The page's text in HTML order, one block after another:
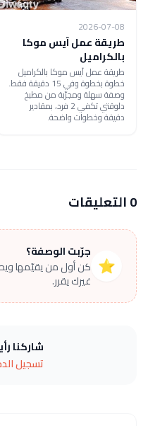
2026-07-08
طريقة عمل آيس موكا
بالكراميل
طريقة عمل آيس موكا بالكراميل
خطوة بخطوة وفي 15 دقيقة فقط.
وصفة سهلة ومجرّبة من مطبخ
دلوقتي تكفي 2 فرد، بمقادير
دقيقة وخطوات واضحة.
0 التعليقات
⭐
جرّبت الوصفة؟
كن أول من يقيّمها
غيرك يقرر.
شاركنا
تسجيل